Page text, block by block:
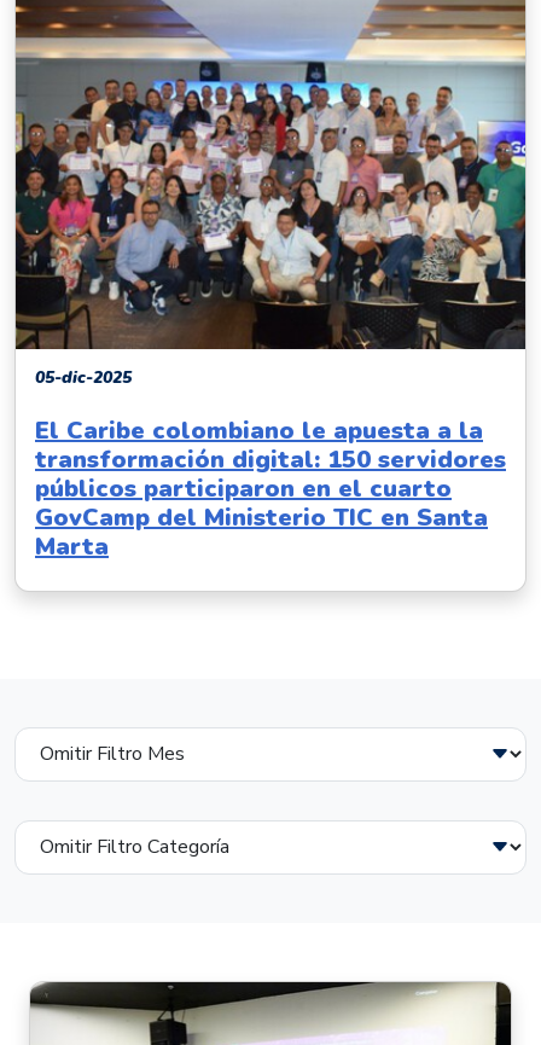
05-dic-2025
El Caribe colombiano le apuesta a la
transformación digital: 150 servidores
públicos participaron en el cuarto
GovCamp del Ministerio TIC en Santa
Marta